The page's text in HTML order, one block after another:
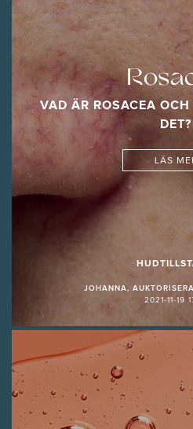
VAD ÄR ROSACEA
DET?
LÄS
JOHANNA,
2021-11-19